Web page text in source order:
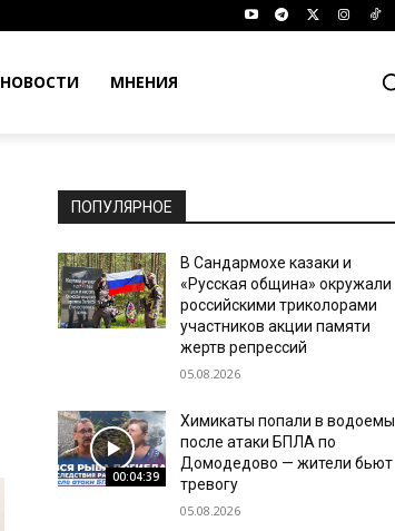
НОВОСТИ МНЕНИЯ
ПОПУЛЯРНОЕ
В Сандармохе казаки и
«Русская община» окружали
российскими триколорами
участников акции памяти
жертв репрессий
05.08.2026
00:04:39
Химикаты попали в водоемы
после атаки БПЛА по
Домодедово — жители бьют
тревогу
05.08.2026